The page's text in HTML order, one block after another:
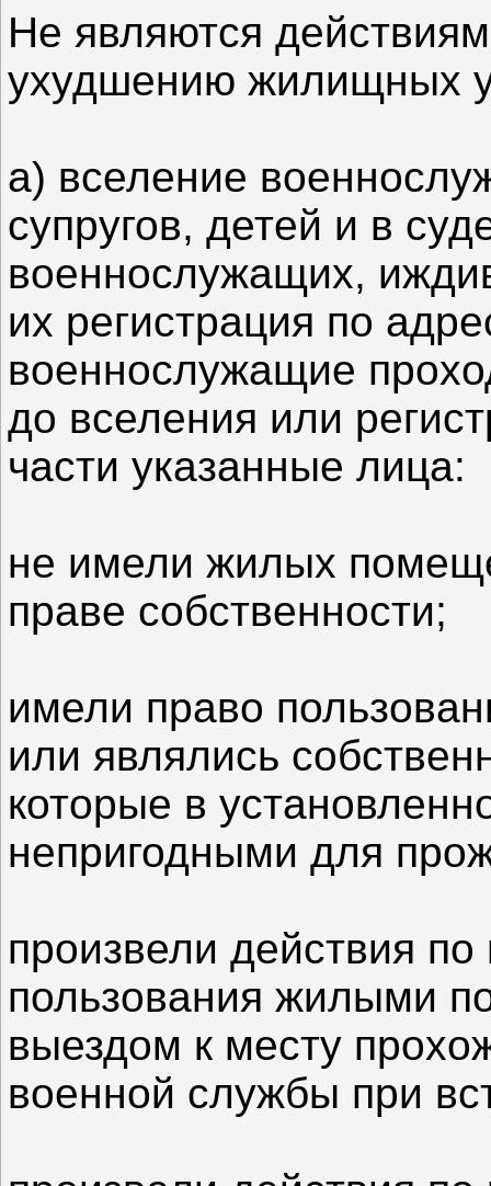
Не являются
ухудшению жилищных
а) вселение
супругов, детей и в
военнослужащих,
их регистрация по
военнослужащие
до вселения или
части указанные лица:
не имели жилых
праве собственности;
имели право
или являлись
которые в
непригодными для
произвели действия
пользования жилыми
выездом к месту
военной службы при